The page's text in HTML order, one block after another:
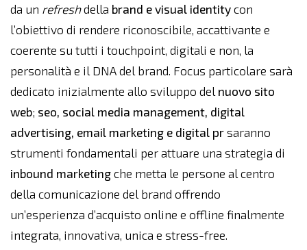
da un refreshdella brand e visual identitycon
l’obiettivo di rendere riconoscibile, accattivante e
coerente su tutti i touchpoint, digitali e non, la
personalità e il DNA del brand. Focus particolare sarà
dedicato inizialmente allo sviluppo del nuovo sito
web; seo, social media management, digital
advertising, email marketing e digital prsaranno
strumenti fondamentali per attuare una strategia di
inbound marketingche metta le persone al centro
della comunicazione del brand offrendo
un’esperienza d’acquisto online e offline finalmente
integrata, innovativa, unica e stress-free.